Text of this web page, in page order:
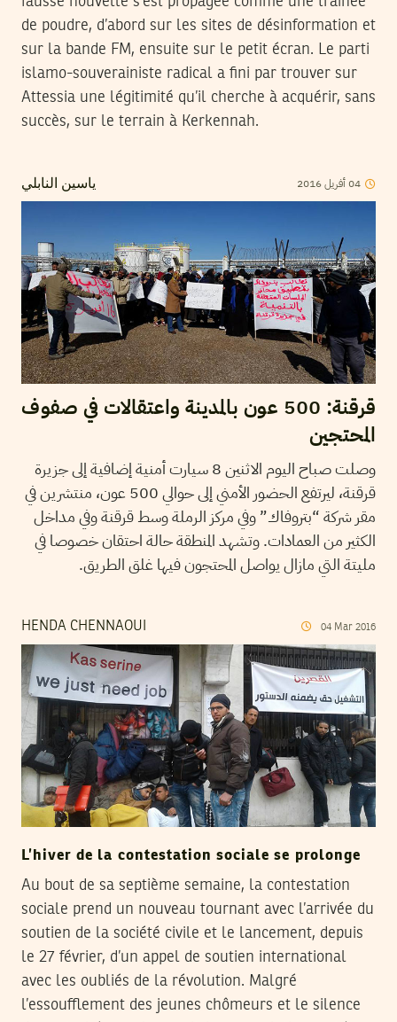
de poudre, d’abord sur les sites de désinformation et
sur la bande FM, ensuite sur le petit écran. Le parti
islamo-souverainiste radical a fini par trouver sur
Attessia une légitimité qu’il cherche à acquérir, sans
succès, sur le terrain à Kerkennah.
ياسين النابلي 04أفريل2016
قرقنة: 500 عون بالمدينة واعتقالات في صفوف
المحتجين
وصلت صباح اليوم الاثنين 8 سيارت أمنية إضافية إلى جزيرة
قرقنة، ليرتفع الحضور الأمني إلى حوالي 500 عون، منتشرين في
مقر شركة “بتروفاك” وفي مركز الرملة وسط قرقنة وفي مداخل
الكثير من العمادات. وتشهد المنطقة حالة احتقان خصوصا في
مليتة التي مازال يواصل المحتجون فيها غلق الطريق.
HENDA CHENNAOUI 04 Mar 2016
L’hiver de la contestation sociale se prolonge
Au bout de sa septième semaine, la contestation
sociale prend un nouveau tournant avec l’arrivée du
soutien de la société civile et le lancement, depuis
le 27 février, d’un appel de soutien international
avec les oubliés de la révolution. Malgré
l’essoufflement des jeunes chômeurs et le silence